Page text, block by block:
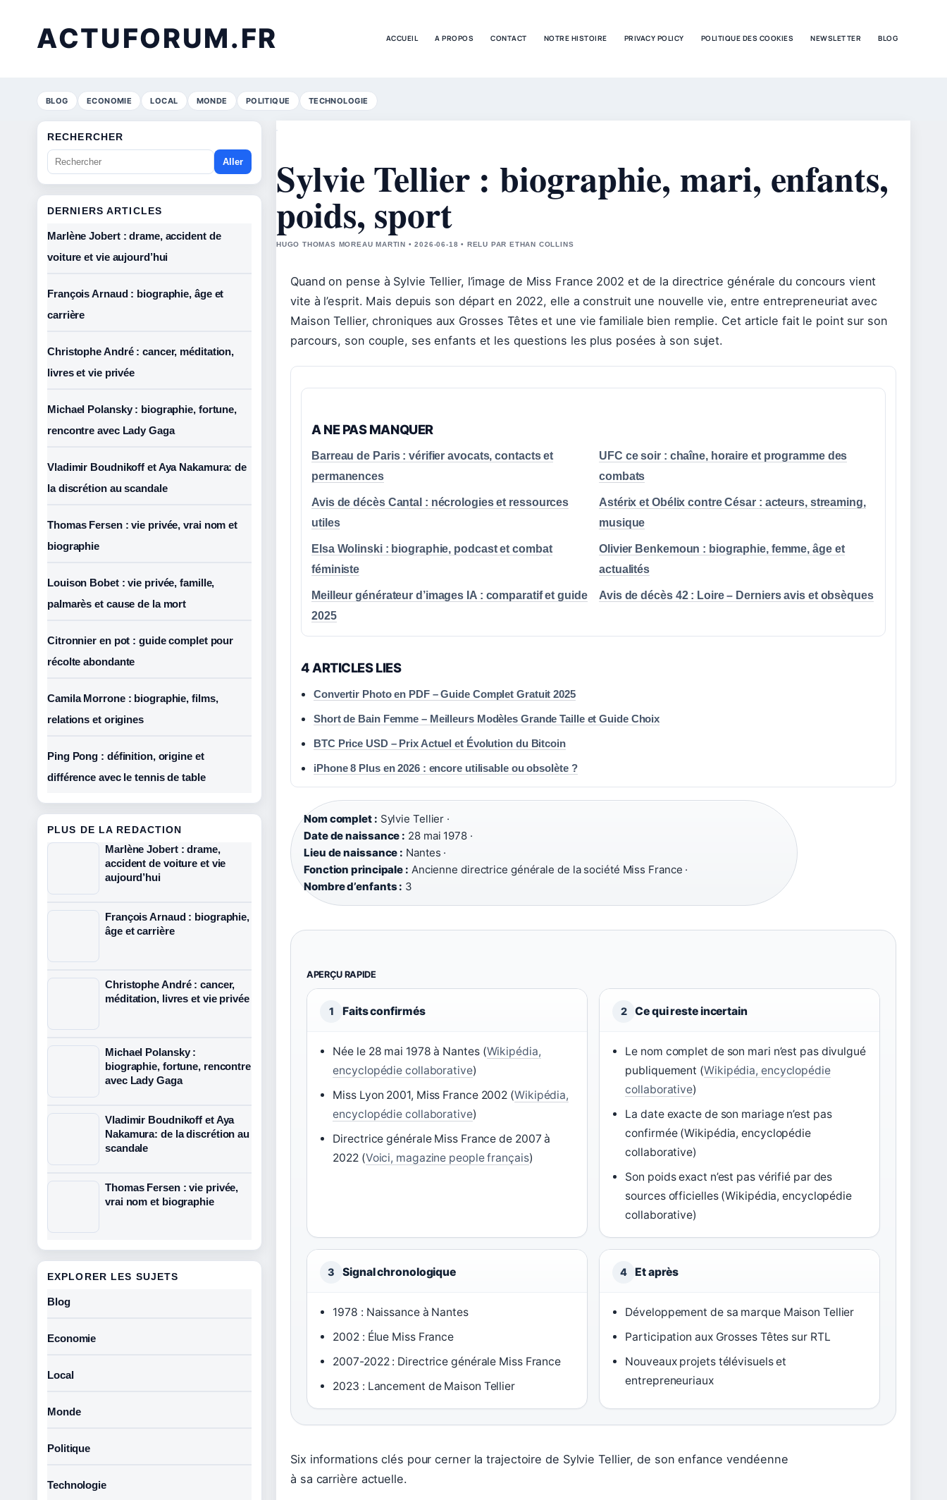
ACTUFORUM.FR ACCUEIL A PROPOS CONTACT NOTRE HISTOIRE PRIVACY POLICY POLITIQUE DES COOKIES NEWSLETTER BLOG
BLOG ECONOMIE LOCAL MONDE POLITIQUE TECHNOLOGIE
Sylvie Tellier : biographie, mari, enfants,
poids, sport
HUGO THOMAS MOREAU MARTIN • 2026-06-18 • RELU PAR ETHAN COLLINS
Quand on pense à Sylvie Tellier, l’image de Miss France 2002 et de la directrice générale du concours vient
vite à l’esprit. Mais depuis son départ en 2022, elle a construit une nouvelle vie, entre entrepreneuriat avec
Maison Tellier, chroniques aux Grosses Têtes et une vie familiale bien remplie. Cet article fait le point sur son
parcours, son couple, ses enfants et les questions les plus posées à son sujet.
A NE PAS MANQUER
Barreau de Paris : vérifier avocats, contacts et
permanences
UFC ce soir : chaîne, horaire et programme des
combats
Avis de décès Cantal : nécrologies et ressources
utiles
Astérix et Obélix contre César : acteurs, streaming,
musique
Elsa Wolinski : biographie, podcast et combat
féministe
Olivier Benkemoun : biographie, femme, âge et
actualités
Meilleur générateur d’images IA : comparatif et guide
2025
Avis de décès 42 : Loire – Derniers avis et obsèques
4 ARTICLES LIES
Convertir Photo en PDF – Guide Complet Gratuit 2025
Short de Bain Femme – Meilleurs Modèles Grande Taille et Guide Choix
BTC Price USD – Prix Actuel et Évolution du Bitcoin
iPhone 8 Plus en 2026 : encore utilisable ou obsolète ?
Nom complet : Sylvie Tellier ·
Date de naissance : 28 mai 1978 ·
Lieu de naissance : Nantes ·
Fonction principale : Ancienne directrice générale de la société Miss France ·
Nombre d’enfants : 3
APERÇU RAPIDE
1 Faits confirmés
Née le 28 mai 1978 à Nantes (Wikipédia,
encyclopédie collaborative)
Miss Lyon 2001, Miss France 2002 (Wikipédia,
encyclopédie collaborative)
Directrice générale Miss France de 2007 à
2022 (Voici, magazine people français)
2 Ce qui reste incertain
Le nom complet de son mari n’est pas divulgué
publiquement (Wikipédia, encyclopédie
collaborative)
La date exacte de son mariage n’est pas
confirmée (Wikipédia, encyclopédie
collaborative)
Son poids exact n’est pas vérifié par des
sources officielles (Wikipédia, encyclopédie
collaborative)
3 Signal chronologique
1978 : Naissance à Nantes
2002 : Élue Miss France
2007-2022 : Directrice générale Miss France
2023 : Lancement de Maison Tellier
4 Et après
Développement de sa marque Maison Tellier
Participation aux Grosses Têtes sur RTL
Nouveaux projets télévisuels et
entrepreneuriaux
Six informations clés pour cerner la trajectoire de Sylvie Tellier, de son enfance vendéenne
à sa carrière actuelle.
RECHERCHER
Aller
DERNIERS ARTICLES
Marlène Jobert : drame, accident de
voiture et vie aujourd’hui
François Arnaud : biographie, âge et
carrière
Christophe André : cancer, méditation,
livres et vie privée
Michael Polansky : biographie, fortune,
rencontre avec Lady Gaga
Vladimir Boudnikoff et Aya Nakamura: de
la discrétion au scandale
Thomas Fersen : vie privée, vrai nom et
biographie
Louison Bobet : vie privée, famille,
palmarès et cause de la mort
Citronnier en pot : guide complet pour
récolte abondante
Camila Morrone : biographie, films,
relations et origines
Ping Pong : définition, origine et
différence avec le tennis de table
PLUS DE LA REDACTION
Marlène Jobert : drame,
accident de voiture et vie
aujourd’hui
François Arnaud : biographie,
âge et carrière
Christophe André : cancer,
méditation, livres et vie privée
Michael Polansky :
biographie, fortune, rencontre
avec Lady Gaga
Vladimir Boudnikoff et Aya
Nakamura: de la discrétion au
scandale
Thomas Fersen : vie privée,
vrai nom et biographie
EXPLORER LES SUJETS
Blog
Economie
Local
Monde
Politique
Technologie